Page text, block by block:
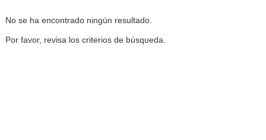
No se ha encontrado ningún resultado.
Por favor, revisa los criterios de búsqueda.